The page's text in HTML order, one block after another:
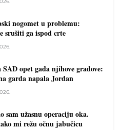
nogomet u problemu:
srušiti ga ispod crte
opet gađa njihove gradove:
garda napala Jordan
sam užasnu operaciju oka.
mi režu očnu jabučicu